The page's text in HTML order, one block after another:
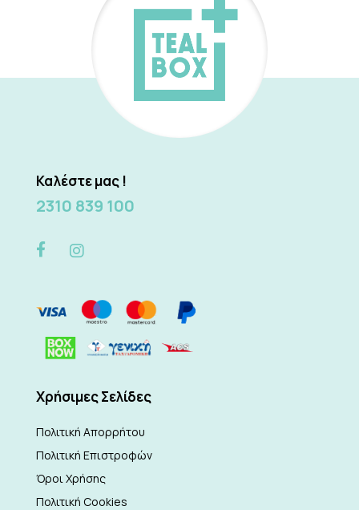
Καλέστε μας !
2310 839 100
Xρήσιμες Σελίδες
Πολιτική Απορρήτου
Πολιτική Επιστροφών
Όροι Χρήσης
Πολιτική Cookies